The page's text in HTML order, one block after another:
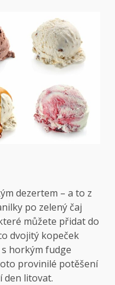
dezertem – a to z
po zelený čaj
můžete přidat do
dvojitý kopeček
horkým fudge
provinilé potěšení
den litovat.